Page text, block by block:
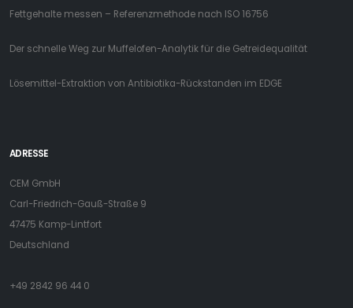
Fettgehalte messen – Referenzmethode nach ISO 16756
Der schnelle Weg zur Muffelofen-Analytik für die Getreidequalität
Lösemittel-Extraktion von Antibiotika-Rückstanden im EDGE
ADRESSE
CEM GmbH
Carl-Friedrich-Gauß-Straße 9
47475 Kamp-Lintfort
Deutschland
+49 2842 96 44 0